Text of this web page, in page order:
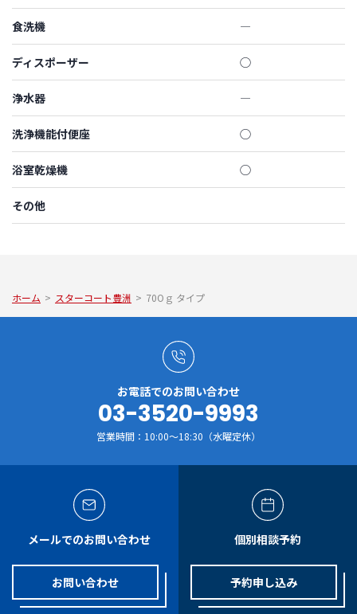
食洗機 ―
ディスポーザー ◯
浄水器 ―
洗浄機能付便座 ◯
浴室乾燥機 ◯
その他
ホーム > スターコート豊洲 > 70Oｇ タイプ
お電話でのお問い合わせ
03-3520-9993
営業時間：10:00～18:30（水曜定休）
メールでのお問い合わせ
お問い合わせ
個別相談予約
予約申し込み